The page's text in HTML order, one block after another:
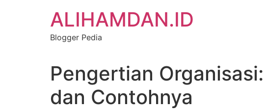
ALIHAMDAN.ID
Blogger Pedia
Pengertian
dan Contohnya